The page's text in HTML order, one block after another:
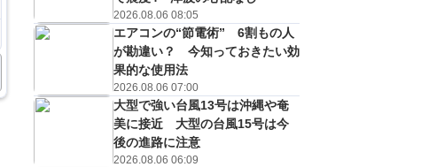
%
22℃
30%
21
40%
低
2026.08.06 08:05
エアコンの“節電術” 6割もの人
が勘違い？ 今知っておきたい効
果的な使用法
2026.08.06 07:00
大型で強い台風13号は沖縄や奄
美に接近 大型の台風15号は今
後の進路に注意
2026.08.06 06:09